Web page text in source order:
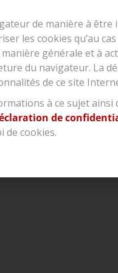
Contact /
de manière à être
les cookies qu’au
générale et à
du navigateur. La
de ce site
à ce sujet ainsi
de
de cookies.